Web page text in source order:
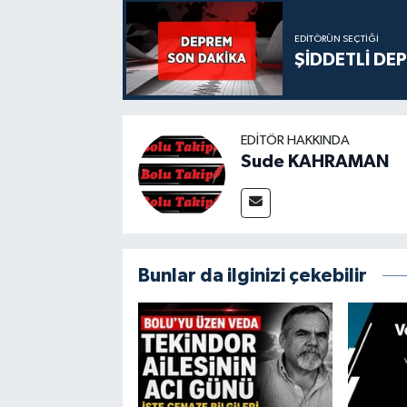
EDITÖRÜN SEÇTIĞI
ŞİDDETLİ
EDITÖR HAKKINDA
Sude KAHRAMAN
Bunlar da ilginizi çekebilir